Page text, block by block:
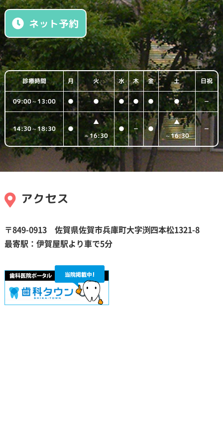
ネット予約
診療時間 月 火 水 木 金 土 日祝
09:00～13:00 ● ● ● ● ● ● －
14:30～18:30 ●
▲
～16:30
● － ●
▲
～16:30
－
アクセス
〒849-0913 佐賀県佐賀市兵庫町大字渕四本松1321-8
最寄駅：伊賀屋駅より車で5分